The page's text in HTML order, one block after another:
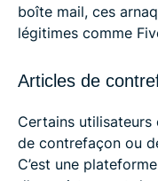
boîte mail, ces
légitimes comme
Articles de
Certains
de contrefaçon ou
C’est une